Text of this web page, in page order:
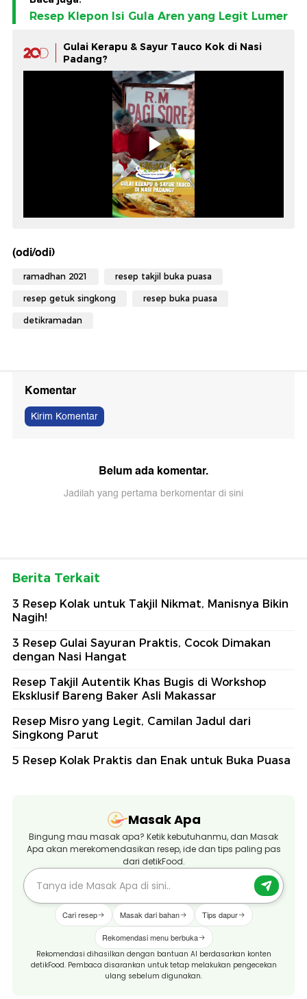
Resep Klepon Isi Gula Aren yang Legit Lumer
Gulai Kerapu & Sayur Tauco Kok di Nasi
Padang?
(odi/odi)
ramadhan 2021 resep takjil buka puasa
resep getuk singkong resep buka puasa
detikramadan
Komentar
Kirim Komentar
Belum ada komentar.
Jadilah yang pertama berkomentar di sini
Berita Terkait
3 Resep Kolak untuk Takjil Nikmat, Manisnya Bikin
Nagih!
3 Resep Gulai Sayuran Praktis, Cocok Dimakan
dengan Nasi Hangat
Resep Takjil Autentik Khas Bugis di Workshop
Eksklusif Bareng Baker Asli Makassar
Resep Misro yang Legit, Camilan Jadul dari
Singkong Parut
5 Resep Kolak Praktis dan Enak untuk Buka Puasa
Masak Apa
Bingung mau masak apa? Ketik kebutuhanmu, dan Masak
Apa akan merekomendasikan resep, ide dan tips paling pas
dari detikFood.
Cari resep Masak dari bahan Tips dapur
Rekomendasi menu berbuka
Rekomendasi dihasilkan dengan bantuan AI berdasarkan konten
detikFood. Pembaca disarankan untuk tetap melakukan pengecekan
ulang sebelum digunakan.